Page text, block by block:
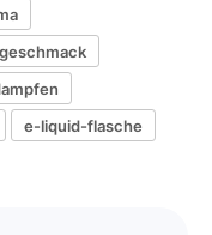
geschmack
e-liquid-flasche